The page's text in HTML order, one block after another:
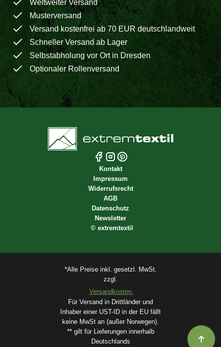
Weltweiter Versand
Musterversand
Versand kostenfrei ab 70 EUR deutschlandweit
Schneller Versand ab Lager
Selbstabholung vor Ort in Dresden
Optionaler Rollenversand
Kontakt
Impressum
Widerrufsrecht
AGB
Datenschutz
Newsletter
© extremtextil
*Alle Preise inkl. gesetzl. MwSt.
zzgl.
Versandkosten.
Für Versand in Drittländer und
Inhaber einer UST-ID in der EU fällt
keine MwSt an (außer Norwegen).
** gilt für Lieferungen innerhalb
Deutschlands